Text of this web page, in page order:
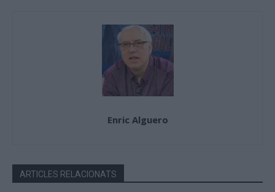
Enric Alguero
ARTICLES RELACIONATS